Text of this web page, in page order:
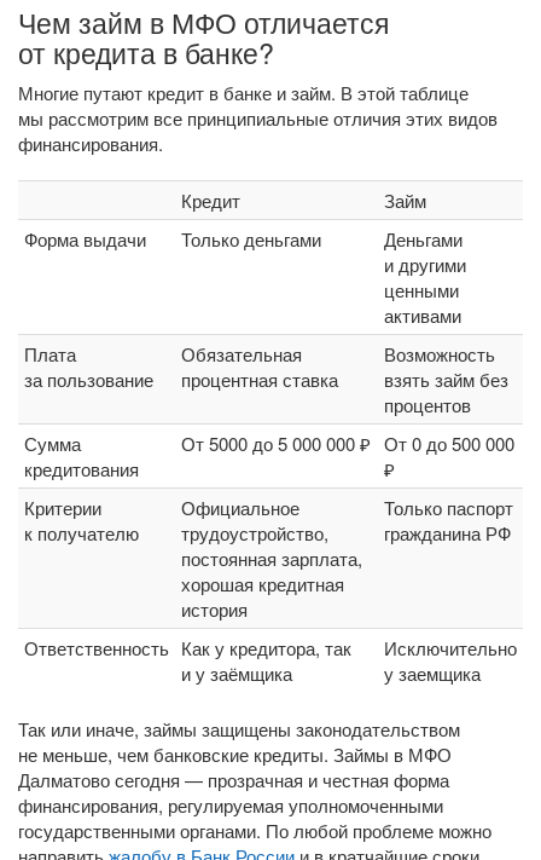
Чем займ в МФО отличается
от кредита в банке?
Многие путают кредит в банке и займ. В этой таблице
мы рассмотрим все принципиальные отличия этих видов
финансирования.
Кредит
Займ
Форма выдачи
Только деньгами
Деньгами
и другими
ценными
активами
Плата
за пользование
Обязательная
процентная ставка
Возможность
взять займ без
процентов
Сумма
кредитования
От 5000 до 5 000 000 ₽ От 0 до 500 000
₽
Критерии
к получателю
Официальное
трудоустройство,
постоянная зарплата,
хорошая кредитная
история
Только паспорт
гражданина РФ
Ответственность Как у кредитора, так
и у заёмщика
Исключительно
у заемщика
Так или иначе, займы защищены законодательством
не меньше, чем банковские кредиты. Займы в МФО
Далматово сегодня — прозрачная и честная форма
финансирования, регулируемая уполномоченными
государственными органами. По любой проблеме можно